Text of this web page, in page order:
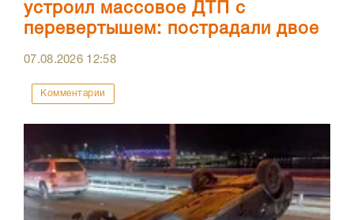
устроил массовое ДТП с
перевертышем: пострадали двое
07.08.2026 12:58
Комментарии